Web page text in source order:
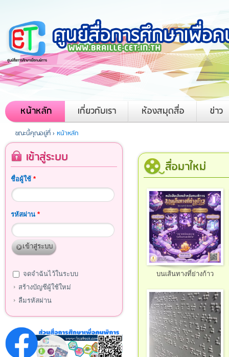
หน้าหลัก เกี่ยวกับเรา ห้องสมุดสื่อ ข่าว
ขณะนี้คุณอยู่ที่ › หน้าหลัก
สื่อมาใหม่
บนเส้นทางที่ย่างก้าว
เข้าสู่ระบบ
ชื่อผู้ใช้ *
รหัสผ่าน *
จดจำฉันไว้ในระบบ
สร้างบัญชีผู้ใช้ใหม่
ลืมรหัสผ่าน